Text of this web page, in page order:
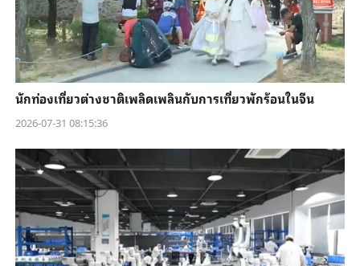
นักท่องเที่ยวต่างชาติเพลิดเพลินกับการเที่ยวพักร้อนในจีน
2026-07-31 08:15:36